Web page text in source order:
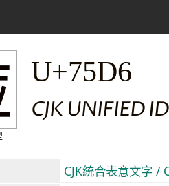
U+75D6
CJK UNIFIED
CJK統合表意文字